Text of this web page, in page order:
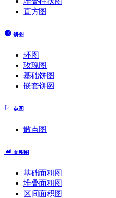
直方图
饼图
环图
玫瑰图
基础饼图
嵌套饼图
点图
散点图
面积图
基础面积图
堆叠面积图
区间面积图